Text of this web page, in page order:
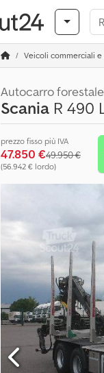
Veicoli commerciali e
Autocarro forestale
Scania R 490
prezzo fisso più IVA
47.850 €49.950 €
(56.942 € lordo)